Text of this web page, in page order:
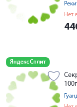
Нет
Яндекс Сплит
100г